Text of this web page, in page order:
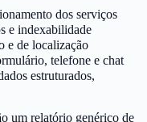
dos serviços
e indexabilidade
e de localização
telefone e chat
estruturados,
um relatório genérico de